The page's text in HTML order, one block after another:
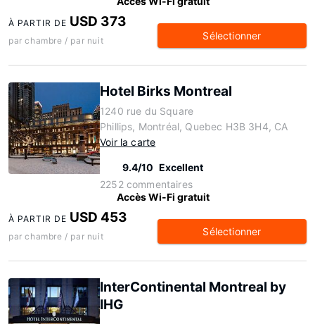
À PARTIR DE USD 373
par chambre / par nuit Sélectionner
Hotel Birks Montreal
1240 rue du Square
Phillips, Montréal, Quebec H3B 3H4, CA
Voir la carte
9.4/10 Excellent
2252 commentaires
Accès Wi-Fi gratuit
À PARTIR DE USD 453
par chambre / par nuit Sélectionner
InterContinental Montreal by
IHG